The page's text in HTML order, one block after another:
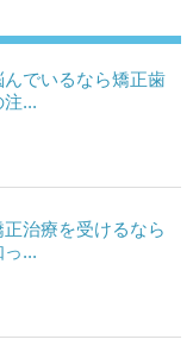
でいるなら矯正歯
...
治療を受けるなら
...